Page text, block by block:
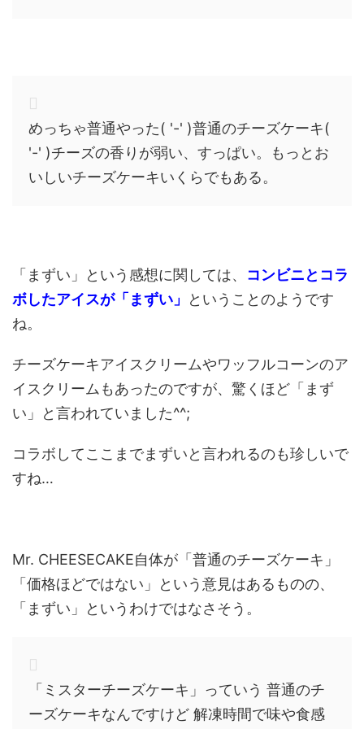
めっちゃ普通やった( '-' )普通のチーズケーキ(
'-' )チーズの香りが弱い、すっぱい。もっとお
いしいチーズケーキいくらでもある。
「まずい」という感想に関しては、 コンビニとコラ
ボしたアイスが「まずい」
ということのようです
ね。
チーズケーキアイスクリームやワッフルコーンのア
イスクリームもあったのですが、驚くほど「まず
い」と言われていました^^;
コラボしてここまでまずいと言われるのも珍しいで
すね…
Mr. CHEESECAKE自体が「普通のチーズケーキ」
「価格ほどではない」という意見はあるものの、
「まずい」というわけではなさそう。
「 ミスターチーズケーキ 」っていう 普通のチ
ーズケーキなんですけど 解凍時間で味や食感